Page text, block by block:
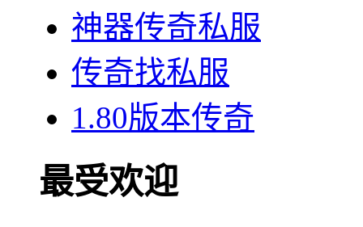
神器传奇私服
传奇找私服
1.80版本传奇
最受欢迎